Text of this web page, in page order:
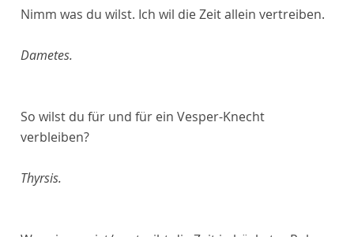
Nimm was du wilst. Ich wil die Zeit allein vertreiben.
Dametes.
So wilst du für und für ein Vesper-Knecht
verbleiben?
Thyrsis.